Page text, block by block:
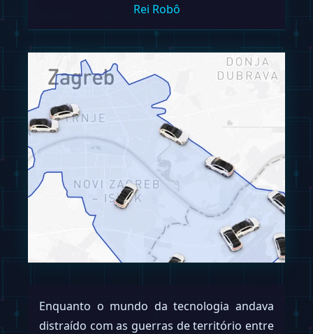
Rei Robô
Enquanto o mundo da tecnologia andava
distraído com as guerras de território entre